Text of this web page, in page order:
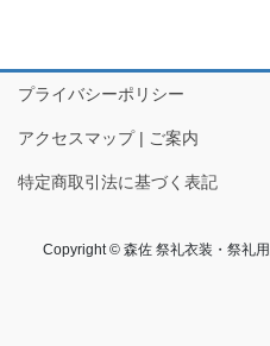
プライバシーポリシー
アクセスマップ | ご案内
特定商取引法に基づく表記
Copyright © 森佐 祭礼衣装・祭礼